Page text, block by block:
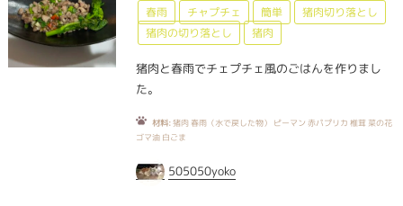
春雨 チャプチェ 簡単
猪肉切り落とし
猪肉の切り落とし
猪肉
猪肉と春雨でチェプチェ風のごはんを作りまし
た。
材料:猪肉 春雨（水で戻した物） ピーマン 赤パプリカ 椎茸 菜の花
ゴマ油 白ごま
505050yoko